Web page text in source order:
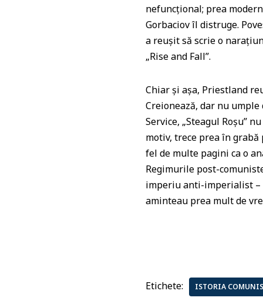
nefuncţional; prea
Gorbaciov îl distruge.
a reuşit să scrie o
„Rise and Fall”.
Chiar şi aşa, Priestland
Creionează, dar nu
Service, „Steagul Roşu”
motiv, trece prea în grabă
fel de multe pagini ca o
Regimurile post-
imperiu anti-imperialist –
aminteau prea mult de
Etichete: ISTORIA